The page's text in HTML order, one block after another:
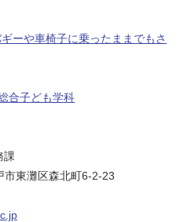
ーや車椅子に乗ったままでもさ
合子ども学科
課
東灘区森北町6-2-23